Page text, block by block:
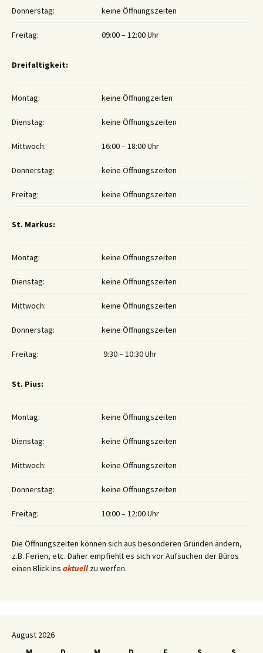
Donnerstag: keine Öffnungszeiten
Freitag: 09:00 – 12:00 Uhr
Dreifaltigkeit:
Montag: keine Öffnungzeiten
Dienstag: keine Öffnungszeiten
Mittwoch: 16:00 – 18:00 Uhr
Donnerstag: keine Öffnungszeiten
Freitag: keine Öffnungszeiten
St. Markus:
Montag: keine Öffnungszeiten
Dienstag: keine Öffnungszeiten
Mittwoch: keine Öffnungszeiten
Donnerstag: keine Öffnungszeiten
Freitag: 9:30 – 10:30 Uhr
St. Pius:
Montag: keine Öffnungszeiten
Dienstag: keine Öffnungszeiten
Mittwoch: keine Öffnungszeiten
Donnerstag: keine Öffnungszeiten
Freitag: 10:00 – 12:00 Uhr
Die Öffnungszeiten können sich aus besonderen Gründen ändern,
z.B. Ferien, etc. Daher empfiehlt es sich vor Aufsuchen der Büros
einen Blick ins aktuell zu werfen.
August 2026